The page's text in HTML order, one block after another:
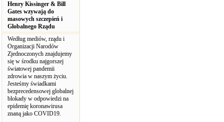
Henry Kissinger & Bill
Gates wzywają do
masowych szczepień i
Globalnego Rządu
Według mediów, rządu i
Organizacji Narodów
Zjednoczonych znajdujemy
się w środku najgorszej
światowej pandemii
zdrowia w naszym życiu.
Jesteśmy świadkami
bezprecedensowej globalnej
blokady w odpowiedzi na
epidemię koronawirusa
znaną jako COVID19.